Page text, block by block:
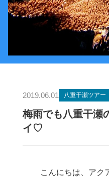
2019.06.01 八重干瀬ツアー
梅雨でも八重干瀬
イ♡
こんにちは、アク